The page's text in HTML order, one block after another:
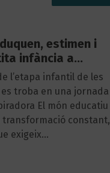
estimen i
infància a…
l’etapa infantil de les
es troba en una jornada
El món educatiu
transformació constant,
exigeix…